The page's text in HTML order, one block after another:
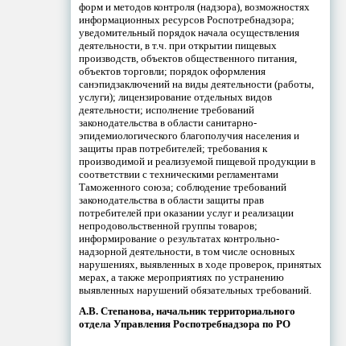
форм и методов контроля (надзора), возможностях
информационных ресурсов Роспотребнадзора;
уведомительный порядок начала осуществления
деятельности, в т.ч. при открытии пищевых
производств, объектов общественного питания,
объектов торговли; порядок оформления
санэпидзаключений на виды деятельности (работы,
услуги); лицензирование отдельных видов
деятельности; исполнение требований
законодательства в области санитарно-
эпидемиологического благополучия населения и
защиты прав потребителей; требования к
производимой и реализуемой пищевой продукции в
соответствии с техническими регламентами
Таможенного союза; соблюдение требований
законодательства в области защиты прав
потребителей при оказании услуг и реализации
непродовольственной группы товаров;
информирование о результатах контрольно-
надзорной деятельности, в том числе основных
нарушениях, выявленных в ходе проверок, принятых
мерах, а также мероприятиях по устранению
выявленных нарушений обязательных требований.
А.В. Степанова, начальник территориального
отдела Управления Роспотребнадзора по РО